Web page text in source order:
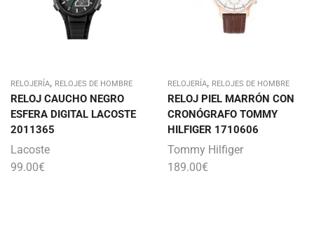
RELOJERÍA, RELOJES DE HOMBRE
RELOJ CAUCHO NEGRO
ESFERA DIGITAL LACOSTE
2011365
Lacoste
99.00€
RELOJERÍA, RELOJES DE HOMBRE
RELOJ PIEL MARRÓN CON
CRONÓGRAFO TOMMY
HILFIGER 1710606
Tommy Hilfiger
189.00€